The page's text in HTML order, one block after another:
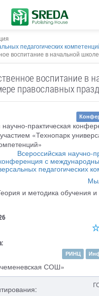
педагогических
воспитание в начальной
воспитание в
православных
Всероссийская научно-
с
педагогических
и методика обучения и
РИНЦ
СОШ»